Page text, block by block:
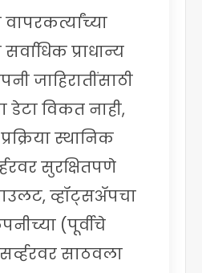
प्राधान्य
जाहिरातींसाठी
डेटा विकत नाही,
स्थानिक
सुरक्षितपणे
व्हॉट्सॲपचा
(पूर्वीचे
साठवला